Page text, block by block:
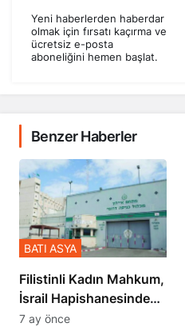
Yeni haberlerden haberdar
olmak için fırsatı kaçırma ve
ücretsiz e-posta
aboneliğini hemen başlat.
Benzer Haberler
Filistinli Kadın Mahkum,
İsrail Hapishanesindeki
Zulmü Anlattı
BATI ASYA
7 ay önce